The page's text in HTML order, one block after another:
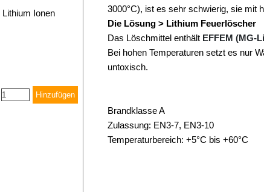
3000°C), ist es sehr schwierig, sie mit
Die Lösung > Lithium Feuerlöscher
Das Löschmittel enthält EFFEM (MG-
Bei hohen Temperaturen setzt es nur
untoxisch.
Brandklasse A
Zulassung: EN3-7, EN3-10
Temperaturbereich: +5°C bis +60°C
Ionen
Hinzufügen